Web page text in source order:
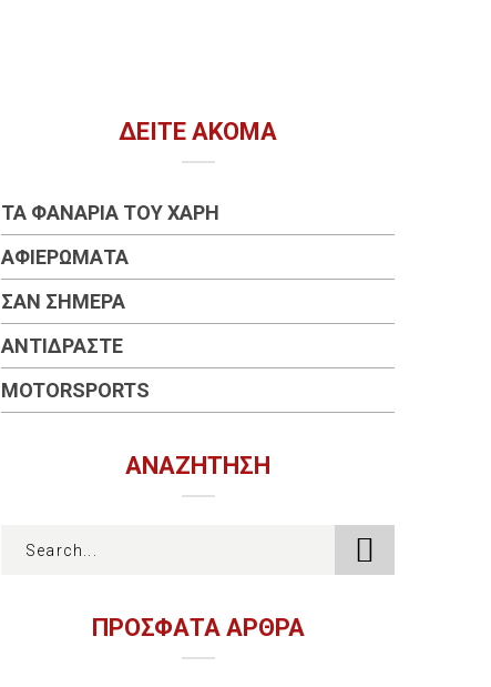
ΔΕΊΤΕ ΑΚΌΜΑ
ΤΑ ΦΑΝΆΡΙΑ ΤΟΥ ΧΆΡΗ
ΑΦΙΕΡΏΜΑΤΑ
ΣΑΝ ΣΉΜΕΡΑ
ΑΝΤΙΔΡΆΣΤΕ
MOTORSPORTS
ΑΝΑΖΉΤΗΣΗ
ΠΡΟΣΦΑΤΑ ΑΡΘΡΑ